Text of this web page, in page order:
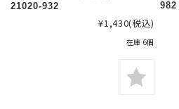
21020-932
¥1,430(税込)
在庫 6個
982